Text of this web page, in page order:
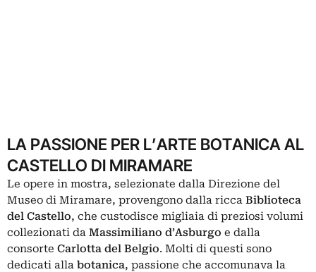
LA PASSIONE PER L’ARTE BOTANICA AL
CASTELLO DI MIRAMARE
Le opere in mostra, selezionate dalla Direzione del
Museo di Miramare, provengono dalla ricca Biblioteca
del Castello, che custodisce migliaia di preziosi volumi
collezionati da Massimiliano d’Asburgo e dalla
consorte Carlotta del Belgio. Molti di questi sono
dedicati alla botanica, passione che accomunava la